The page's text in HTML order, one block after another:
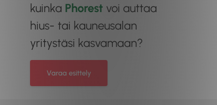
kuinka Phorest voi auttaa
hius- tai kauneusalan
yritystäsi kasvamaan?
Varaa esittely